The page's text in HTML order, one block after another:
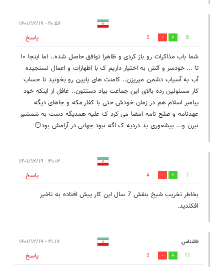
۲۰:۵۶ - ۱۴۰۱/۱۲/۱۹
8
3
پاسخ
شما باب مذاکرات رو باز کردی و ظاهرا توافق حاصل شده.. اما اینجا ۱۰
تا ... خودسر و آتش به اختیار داریم ک با اظهارات و اعمال نسنجیده
آب به آسیاب دشمن میریزن.. کامنت های پایین رو بخونید تا حساب
کار مسئولین رده بالای این جماعت بیاد دستتون.. غافل از اینکه خود
پیامبر اسلام هم در زمان خودش حتی با کفار مکه و جاهای دیگه
عهدنامه و صلح نامه امضا می کرد ک علیه همدیگه دست به شمشیر
نبرن و...‌ بیشعوری بد دردیه ک اگه نبود جهانی در آرامش بود😶
۲۱:۰۲ - ۱۴۰۱/۱۲/۱۹
7
4
پاسخ
بخاطر تخریب شیخ بنفش 7 سال این کار پیش افتاده به تاخیر
افکندید.
ناشناس ۲۱:۱۷ - ۱۴۰۱/۱۲/۱۹
11
3 پاسخ